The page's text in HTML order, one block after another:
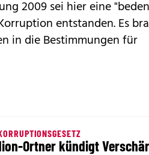
2009 sei hier eine
entstanden. Es
in die Bestimmungen für
Ortner kündigt